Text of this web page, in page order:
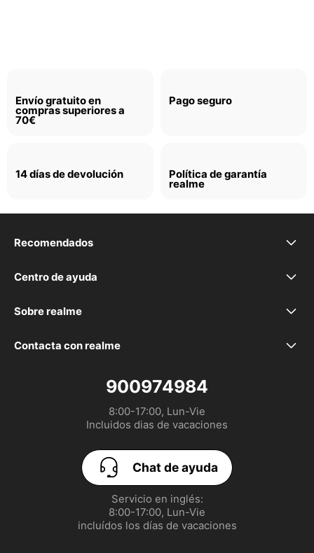
Envío gratuito en
compras superiores a
70€
Pago seguro
14 días de devolución Política de garantía
realme
Recomendados
realme P4 Lite
realme P4x
realme 16 5G
realme GT 8 Pro
realme Note 70T
Centro de ayuda
Preguntas frecuentes
Declaración de la EU
Configurar las Cookies
EU Digital Services Act
Sobre realme
Nuestra marca
Política de garantía realme
Contacta con realme
900974984
8:00-17:00, Lun-Vie
Incluidos dias de vacaciones
Chat de ayuda
Servicio en inglés:
8:00-17:00, Lun-Vie
incluídos los días de vacaciones